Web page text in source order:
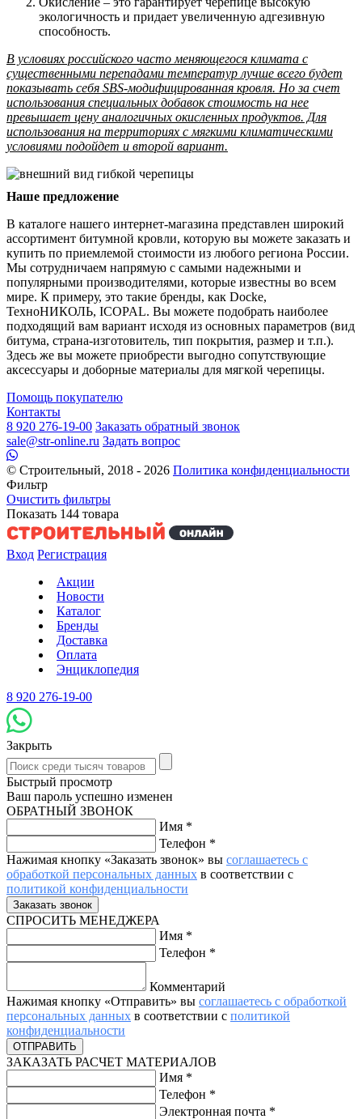
экологичность и придает увеличенную адгезивную
способность.
В условиях российского часто меняющегося климата с
существенными перепадами температур лучше всего будет
показывать себя SBS-модифицированная кровля. Но за счет
использования специальных добавок стоимость на нее
превышает цену аналогичных окисленных продуктов. Для
использования на территориях с мягкими климатическими
условиями подойдет и второй вариант.
Наше предложение
В каталоге нашего интернет-магазина представлен широкий
ассортимент битумной кровли, которую вы можете заказать и
купить по приемлемой стоимости из любого региона России.
Мы сотрудничаем напрямую с самыми надежными и
популярными производителями, которые известны во всем
мире. К примеру, это такие бренды, как Docke,
ТехноНИКОЛЬ, ICOPAL. Вы можете подобрать наиболее
подходящий вам вариант исходя из основных параметров (вид
битума, страна-изготовитель, тип покрытия, размер и т.п.).
Здесь же вы можете приобрести выгодно сопутствующие
аксессуары и доборные материалы для мягкой черепицы.
Помощь покупателю
Контакты
8 920 276-19-00 Заказать обратный звонок
sale@str-online.ru Задать вопрос
© Строительный, 2018 - 2026 Политика конфиденциальности
Фильтр
Очистить фильтры
Показать 144 товара
Вход Регистрация
Акции
Новости
Каталог
Бренды
Доставка
Оплата
Энциклопедия
8 920 276-19-00
Закрыть
Быстрый просмотр
Ваш пароль успешно изменен
ОБРАТНЫЙ ЗВОНОК
Имя *
Телефон *
Нажимая кнопку «Заказать звонок» вы соглашаетесь с
обработкой персональных данных в соответствии с
политикой конфиденциальности
СПРОСИТЬ МЕНЕДЖЕРА
Имя *
Телефон *
Комментарий
Нажимая кнопку «Отправить» вы соглашаетесь с обработкой
персональных данных в соответствии с политикой
конфиденциальности
ЗАКАЗАТЬ РАСЧЕТ МАТЕРИАЛОВ
Имя *
Телефон *
Электронная почта *